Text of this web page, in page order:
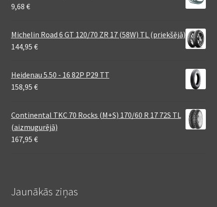
9,68 €
Michelin Road 6 GT 120/70 ZR 17 (58W) TL (priekšējā)
144,95 €
Heidenau 5.50 - 16 82P P29 TT
158,95 €
Continental TKC 70 Rocks (M+S) 170/60 R 17 72S TL
(aizmugurējā)
167,95 €
Jaunākās ziņas